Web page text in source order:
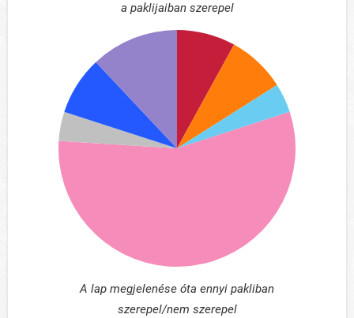
a paklijaiban szerepel
A lap megjelenése óta ennyi pakliban
szerepel/nem szerepel